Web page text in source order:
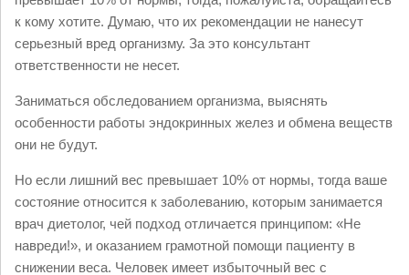
к кому хотите. Думаю, что их рекомендации не нанесут
серьезный вред организму. За это консультант
ответственности не несет.
Заниматься обследованием организма, выяснять
особенности работы эндокринных желез и обмена веществ
они не будут.
Но если лишний вес превышает 10% от нормы, тогда ваше
состояние относится к заболеванию, которым занимается
врач диетолог, чей подход отличается принципом: «Не
навреди!», и оказанием грамотной помощи пациенту в
снижении веса. Человек имеет избыточный вес с